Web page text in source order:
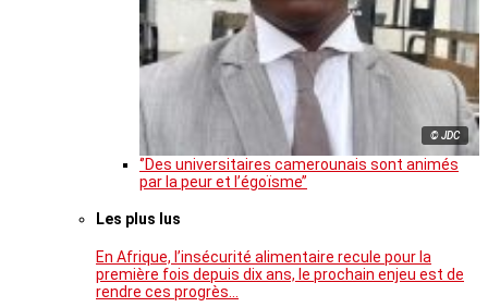
© JDC
‘’Des universitaires camerounais sont animés
par la peur et l’égoïsme’’
Les plus lus
En Afrique, l’insécurité alimentaire recule pour la
première fois depuis dix ans, le prochain enjeu est de
rendre ces progrès…